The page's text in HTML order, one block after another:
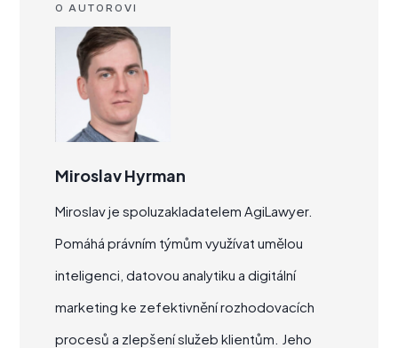
O AUTOROVI
Miroslav Hyrman
Miroslav je spoluzakladatelem AgiLawyer.
Pomáhá právním týmům využívat umělou
inteligenci, datovou analytiku a digitální
marketing ke zefektivnění rozhodovacích
procesů a zlepšení služeb klientům. Jeho